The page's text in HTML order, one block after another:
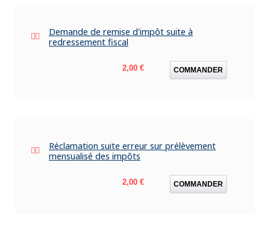
Demande de remise d'impôt suite à
redressement fiscal
Prix
2,00 € COMMANDER
Réclamation suite erreur sur prélèvement
mensualisé des impôts
Prix
2,00 € COMMANDER